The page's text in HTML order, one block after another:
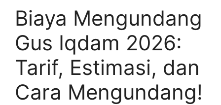
Biaya Mengundang
Gus Iqdam 2026:
Tarif, Estimasi, dan
Cara Mengundang!